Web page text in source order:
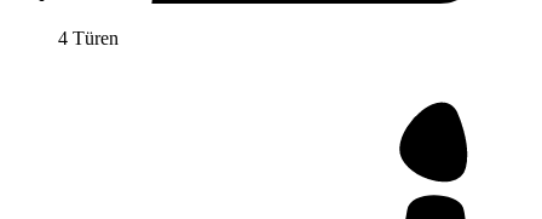
4 Türen